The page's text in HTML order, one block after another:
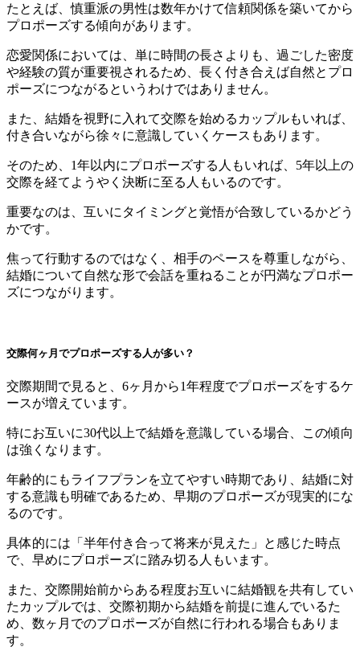
たとえば、慎重派の男性は数年かけて信頼関係を築いてから
プロポーズする傾向があります。
恋愛関係においては、単に時間の長さよりも、過ごした密度
や経験の質が重要視されるため、長く付き合えば自然とプロ
ポーズにつながるというわけではありません。
また、結婚を視野に入れて交際を始めるカップルもいれば、
付き合いながら徐々に意識していくケースもあります。
そのため、1年以内にプロポーズする人もいれば、5年以上の
交際を経てようやく決断に至る人もいるのです。
重要なのは、互いにタイミングと覚悟が合致しているかどう
かです。
焦って行動するのではなく、相手のペースを尊重しながら、
結婚について自然な形で会話を重ねることが円満なプロポー
ズにつながります。
交際何ヶ月でプロポーズする人が多い？
交際期間で見ると、6ヶ月から1年程度でプロポーズをするケ
ースが増えています。
特にお互いに30代以上で結婚を意識している場合、この傾向
は強くなります。
年齢的にもライフプランを立てやすい時期であり、結婚に対
する意識も明確であるため、早期のプロポーズが現実的にな
るのです。
具体的には「半年付き合って将来が見えた」と感じた時点
で、早めにプロポーズに踏み切る人もいます。
また、交際開始前からある程度お互いに結婚観を共有してい
たカップルでは、交際初期から結婚を前提に進んでいるた
め、数ヶ月でのプロポーズが自然に行われる場合もありま
す。